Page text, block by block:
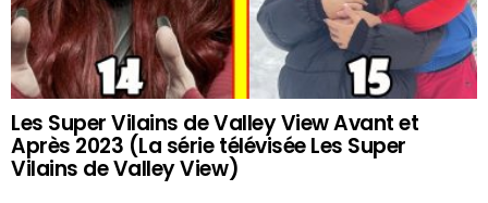
Les Super Vilains de Valley View Avant et
Après 2023 (La série télévisée Les Super
Vilains de Valley View)